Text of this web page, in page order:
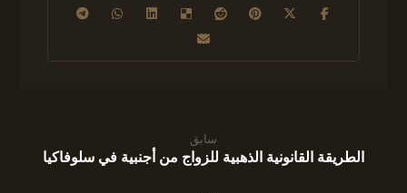
سابق
الطريقة القانونية الذهبية للزواج من أجنبية في سلوفاكيا